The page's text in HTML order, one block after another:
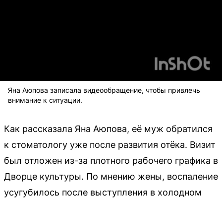
Яна Аюпова записала видеообращение, чтобы привлечь
внимание к ситуации.
Как рассказала Яна Аюпова, её муж обратился
к стоматологу уже после развития отёка. Визит
был отложен из-за плотного рабочего графика в
Дворце культуры. По мнению жены, воспаление
усугубилось после выступления в холодном